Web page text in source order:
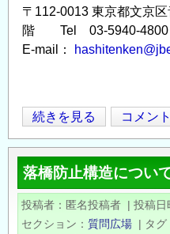
〒112-0013 東京都文京
階 Tel 03-5940-4800
E-mail：
道
路
橋
点
検
続きを見る コメン
落橋防止構造につい
投稿者 匿名投稿者 | 投稿日
セクション
質問広場 | タグ